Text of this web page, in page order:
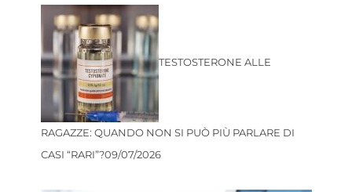
TESTOSTERONE ALLE
RAGAZZE: QUANDO NON SI PUÒ PIÙ PARLARE DI
CASI “RARI”?09/07/2026